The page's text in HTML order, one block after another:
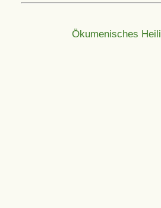
Ökumenisches